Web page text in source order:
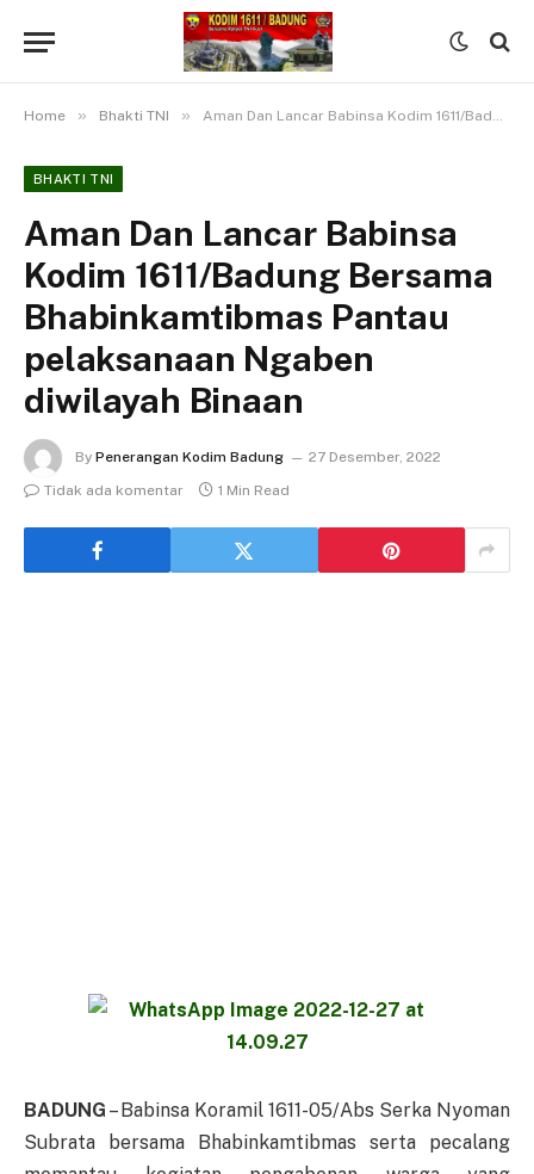
Home » Bhakti TNI » Aman Dan Lancar Babinsa Kodim 1611/Badung Bersama Bhabinkamtibmas Pantau pelaksanaan Ngaben diwilayah Binaan
BHAKTI TNI
Aman Dan Lancar Babinsa
Kodim 1611/Badung Bersama
Bhabinkamtibmas Pantau
pelaksanaan Ngaben
diwilayah Binaan
By Penerangan Kodim Badung
27 Desember, 2022
Tidak ada komentar
1 Min Read
BADUNG – Babinsa Koramil 1611-05/Abs Serka Nyoman
Subrata bersama Bhabinkamtibmas serta pecalang